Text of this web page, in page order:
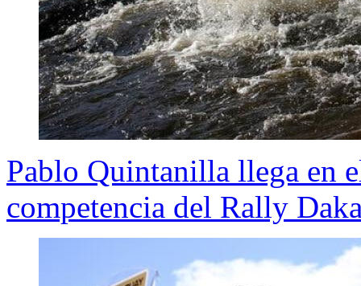
Pablo Quintanilla llega en
competencia del Rally